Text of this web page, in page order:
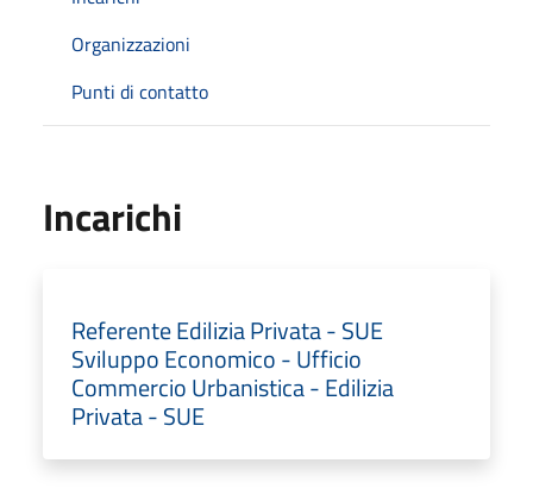
Organizzazioni
Punti di contatto
Incarichi
Referente Edilizia Privata - SUE
Sviluppo Economico - Ufficio
Commercio Urbanistica - Edilizia
Privata - SUE